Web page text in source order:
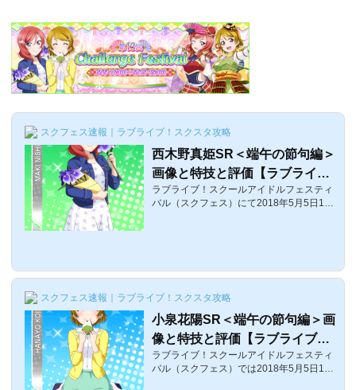
スクフェス速報｜ラブライブ！スクスタ攻略
西木野真姫SR＜端午の節句編＞
画像と特技と評価【ラブライ
ブ！スクフェス】
ラブライブ！スクールアイドルフェスティ
バル（スクフェス）にて2018年5月5日16:
西木野真姫SR＜端午の節句編＞覚醒前後の
ルレベル13303036502150 レベル603386
044802980 レベル804414047603260 特
技感性の違い効果（初期）: リズムアイコ
ン27個ごとに35%の確率でスコアが385増
える効果（最大）: リズムアイコン27個ご
とに56%の確...
スクフェス速報｜ラブライブ！スクスタ攻略
小泉花陽SR＜端午の節句編＞画
像と特技と評価【ラブライブ！
スクフェス】
ラブライブ！スクールアイドルフェスティ
バル（スクフェス）では2018年5月5日16: